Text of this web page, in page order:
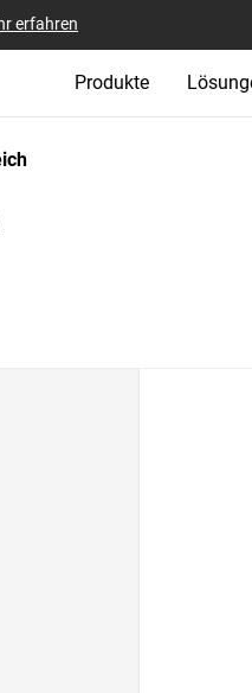
erfahren
Produkte